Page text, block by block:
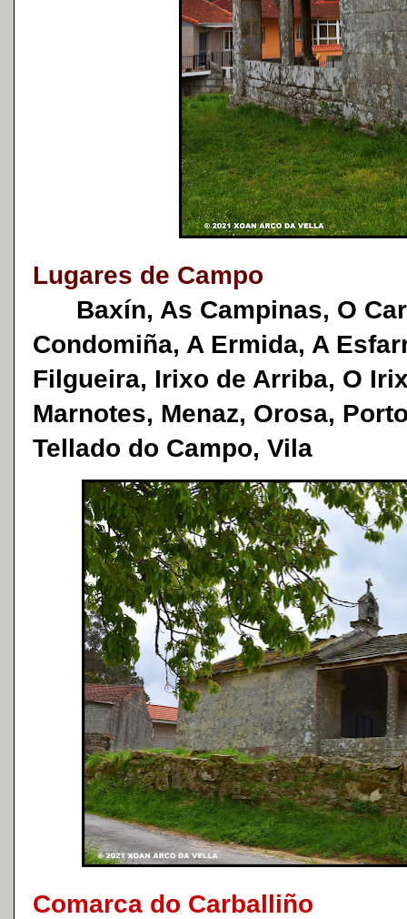
Lugares de Campo
Baxín, As Campinas, O
Condomiña, A Ermida, A
Filgueira, Irixo de Arriba, O
Marnotes, Menaz, Orosa,
Tellado do Campo, Vila
Comarca do Carballiño